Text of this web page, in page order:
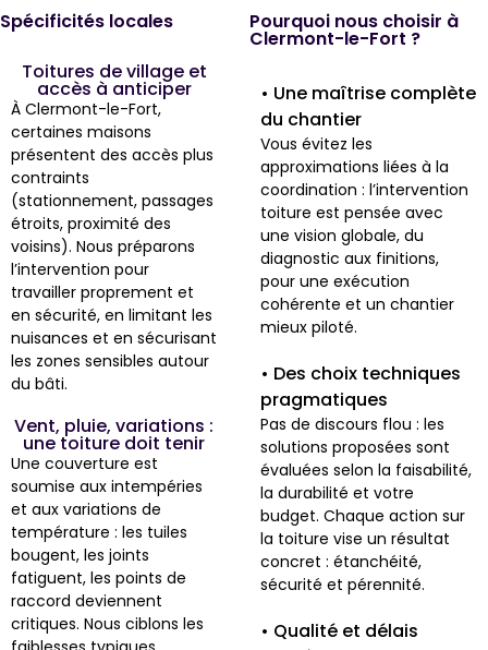
Spécificités locales
Toitures de village et
accès à anticiper
À Clermont-le-Fort,
certaines maisons
présentent des accès plus
contraints
(stationnement, passages
étroits, proximité des
voisins). Nous préparons
l’intervention pour
travailler proprement et
en sécurité, en limitant les
nuisances et en sécurisant
les zones sensibles autour
du bâti.
Vent, pluie, variations :
une toiture doit tenir
Une couverture est
soumise aux intempéries
et aux variations de
température : les tuiles
bougent, les joints
fatiguent, les points de
raccord deviennent
critiques. Nous ciblons les
Pourquoi nous choisir à
Clermont-le-Fort ?
• Une maîtrise complète
du chantier
Vous évitez les
approximations liées à la
coordination : l’intervention
toiture est pensée avec
une vision globale, du
diagnostic aux finitions,
pour une exécution
cohérente et un chantier
mieux piloté.
• Des choix techniques
pragmatiques
Pas de discours flou : les
solutions proposées sont
évaluées selon la faisabilité,
la durabilité et votre
budget. Chaque action sur
la toiture vise un résultat
concret : étanchéité,
sécurité et pérennité.
• Qualité et délais